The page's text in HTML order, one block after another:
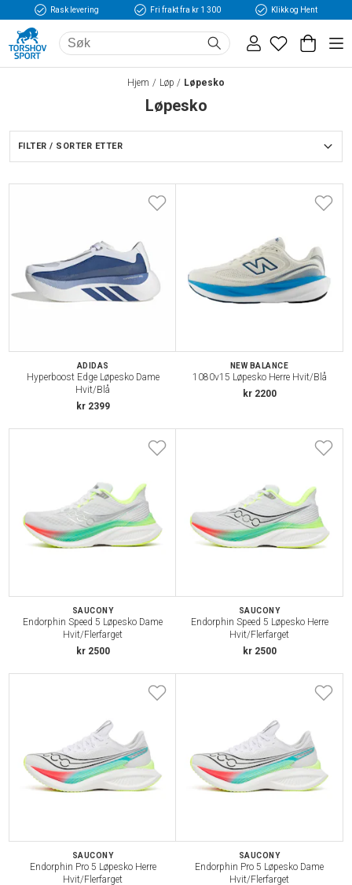
Rask levering Fri frakt fra kr 1 300 Klikk og Hent
Hjem Løp Løpesko
Løpesko
FILTER / SORTER ETTER
ADIDAS
Hyperboost Edge Løpesko Dame
Hvit/Blå
kr 2399
NEW BALANCE
1080v15 Løpesko Herre Hvit/Blå
kr 2200
SAUCONY
Endorphin Speed 5 Løpesko Dame
Hvit/Flerfarget
kr 2500
SAUCONY
Endorphin Speed 5 Løpesko Herre
Hvit/Flerfarget
kr 2500
SAUCONY
Endorphin Pro 5 Løpesko Herre
Hvit/Flerfarget
SAUCONY
Endorphin Pro 5 Løpesko Dame
Hvit/Flerfarget